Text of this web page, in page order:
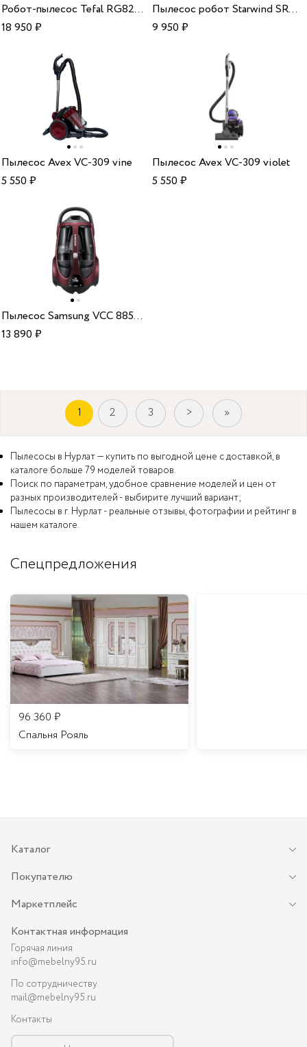
Робот-пылесос Tefal RG8227WH
18 950₽
Пылесос робот Starwind SRV4570
9 950₽
Пылесос Avex VC-309 vine
5 550₽
Пылесос Avex VC-309 violet
5 550₽
Пылесос Samsung VCC 885HH3P (SC885H)
13 890₽
1 2 3 > »
Пылесосы в Нурлат — купить по выгодной цене с доставкой, в
каталоге больше 79 моделей товаров.
Поиск по параметрам, удобное сравнение моделей и цен от
разных производителей - выбирите лучший вариант;
Пылесосы в г. Нурлат - реальные отзывы, фотографии и рейтинг в
нашем каталоге.
Спецпредложения
96 360 ₽
Спальня Рояль
Каталог
Покупателю
Маркетплейс
Контактная информация
Горячая линия
info@mebelny95.ru
По сотрудничеству
mail@mebelny95.ru
Контакты